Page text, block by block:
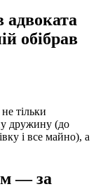
адвоката
обібрав
тільки
дружину (до
і все майно), а
— за